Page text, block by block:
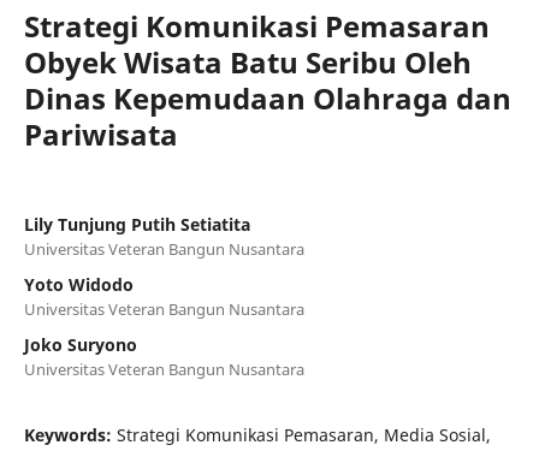
Strategi Komunikasi Pemasaran
Obyek Wisata Batu Seribu Oleh
Dinas Kepemudaan Olahraga dan
Pariwisata
Lily Tunjung Putih Setiatita
Universitas Veteran Bangun Nusantara
Yoto Widodo
Universitas Veteran Bangun Nusantara
Joko Suryono
Universitas Veteran Bangun Nusantara
Keywords: Strategi Komunikasi Pemasaran, Media Sosial,